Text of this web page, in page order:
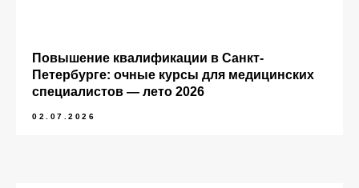
Повышение квалификации в Санкт-
Петербурге: очные курсы для медицинских
специалистов — лето 2026
02.07.2026